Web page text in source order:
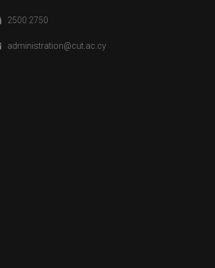
2500 2750
administration@cut.ac.cy